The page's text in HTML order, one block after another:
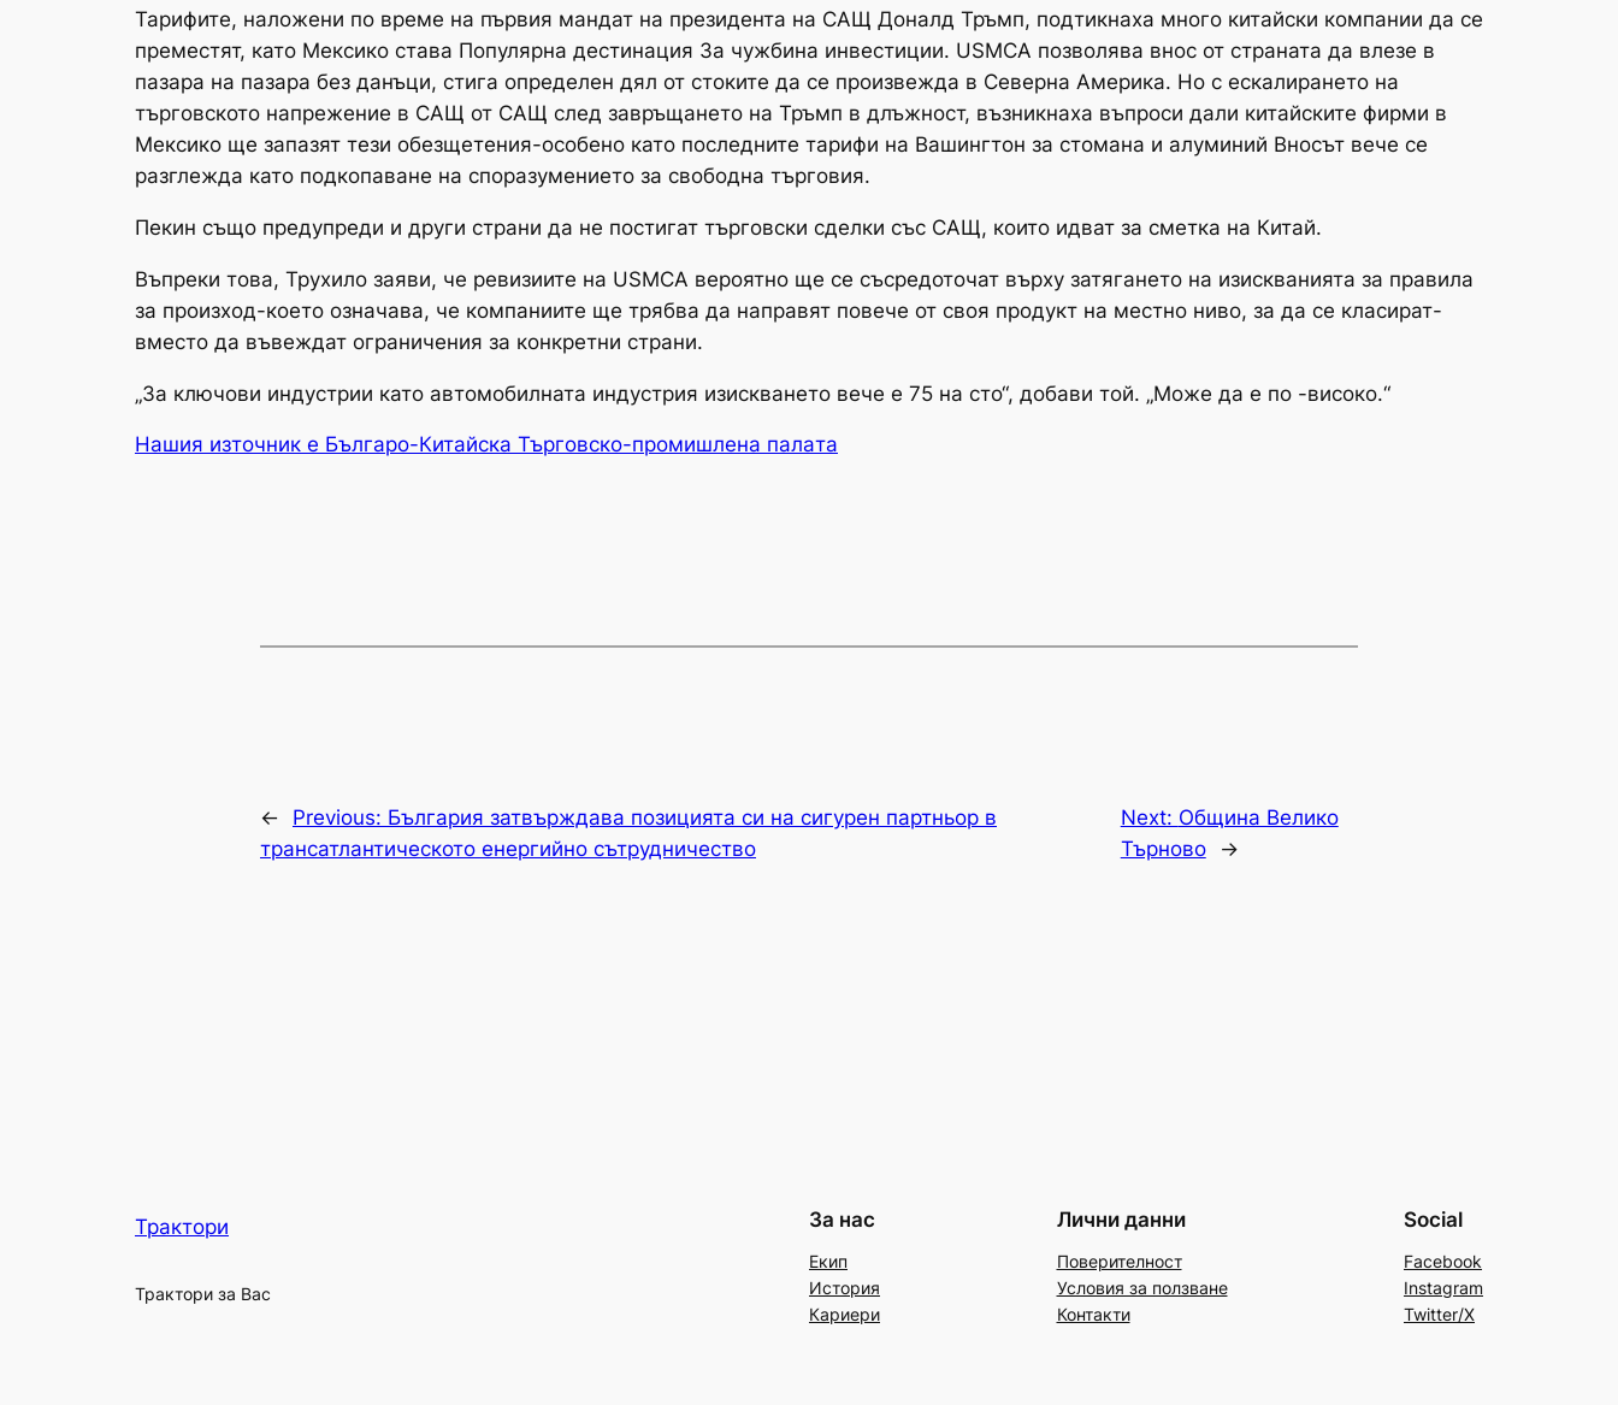
Тарифите, наложени по време на първия мандат на президента на САЩ Доналд Тръмп, подтикнаха много китайски компании да се
преместят, като Мексико става Популярна дестинация За чужбина инвестиции. USMCA позволява внос от страната да влезе в
пазара на пазара без данъци, стига определен дял от стоките да се произвежда в Северна Америка. Но с ескалирането на
търговското напрежение в САЩ от САЩ след завръщането на Тръмп в длъжност, възникнаха въпроси дали китайските фирми в
Мексико ще запазят тези обезщетения-особено като последните тарифи на Вашингтон за стомана и алуминий Вносът вече се
разглежда като подкопаване на споразумението за свободна търговия.
Пекин също предупреди и други страни да не постигат търговски сделки със САЩ, които идват за сметка на Китай.
Въпреки това, Трухило заяви, че ревизиите на USMCA вероятно ще се съсредоточат върху затягането на изискванията за правила
за произход-което означава, че компаниите ще трябва да направят повече от своя продукт на местно ниво, за да се класират-
вместо да въвеждат ограничения за конкретни страни.
„За ключови индустрии като автомобилната индустрия изискването вече е 75 на сто“, добави той. „Може да е по -високо.“
Нашия източник е Българо-Китайска Търговско-промишлена палaта
← Previous: България затвърждава позицията си на сигурен партньор в
трансатлантическото енергийно сътрудничество
Next: Община Велико
Търново
→
Трактори
Трактори за Вас
За нас
Екип
История
Кариери
Лични данни
Поверителност
Условия за ползване
Контакти
Social
Facebook
Instagram
Twitter/X